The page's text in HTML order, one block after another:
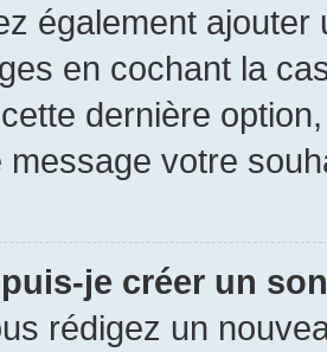
également
en cochant la
dernière
votre
je créer un
rédigez un